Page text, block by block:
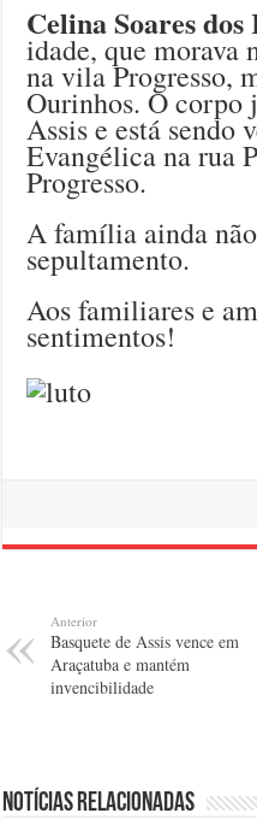
Celina Soares dos
idade, que morava
na vila Progresso,
Ourinhos. O corpo
Assis e está sendo
Evangélica na rua
Progresso.
A família ainda
sepultamento.
Aos familiares e
sentimentos!
Anterior
Basquete de Assis vence em
Araçatuba e mantém
invencibilidade
Notícias relacionadas